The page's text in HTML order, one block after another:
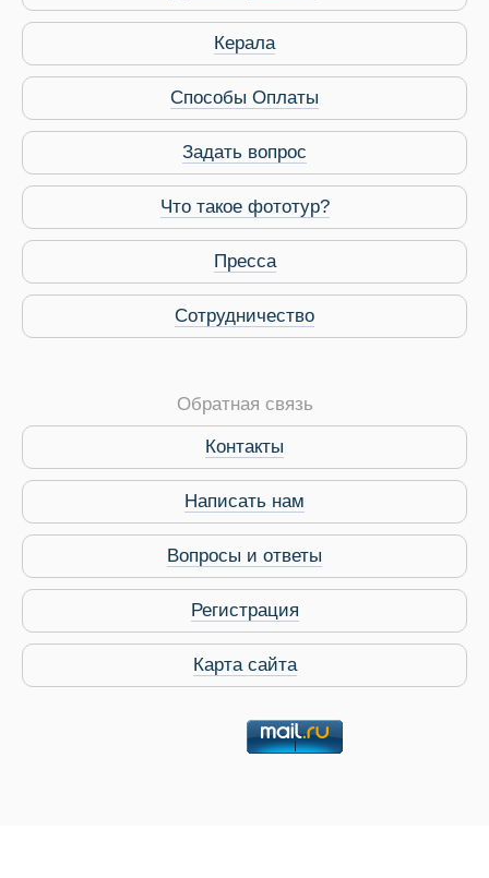
Service Дахаб
Виза в Индию
Керала
Способы Оплаты
Задать вопрос
Что такое фототур?
Пресса
Сотрудничество
Обратная связь
Контакты
Написать нам
Вопросы и ответы
Регистрация
Карта сайта